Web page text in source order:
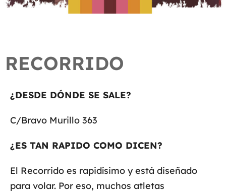
RECORRIDO
¿DESDE DÓNDE SE SALE?
C/Bravo Murillo 363
¿ES TAN RAPIDO COMO DICEN?
El Recorrido es rapidísimo y está diseñado
para volar. Por eso, muchos atletas